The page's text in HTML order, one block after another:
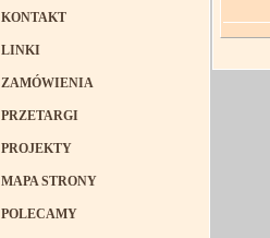
KONTAKT
LINKI
ZAMÓWIENIA
PRZETARGI
PROJEKTY
MAPA STRONY
POLECAMY